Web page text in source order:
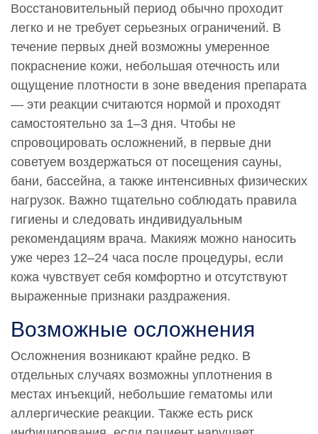
Восстановительный период обычно проходит
легко и не требует серьезных ограничений. В
течение первых дней возможны умеренное
покраснение кожи, небольшая отечность или
ощущение плотности в зоне введения препарата
— эти реакции считаются нормой и проходят
самостоятельно за 1–3 дня. Чтобы не
спровоцировать осложнений, в первые дни
советуем воздержаться от посещения сауны,
бани, бассейна, а также интенсивных физических
нагрузок. Важно тщательно соблюдать правила
гигиены и следовать индивидуальным
рекомендациям врача. Макияж можно наносить
уже через 12–24 часа после процедуры, если
кожа чувствует себя комфортно и отсутствуют
выраженные признаки раздражения.
Возможные осложнения
Осложнения возникают крайне редко. В
отдельных случаях возможны уплотнения в
местах инъекций, небольшие гематомы или
аллергические реакции. Также есть риск